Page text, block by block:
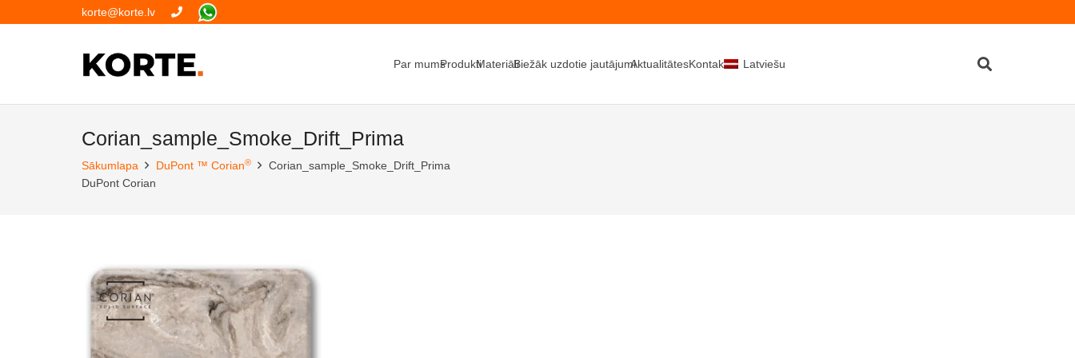
korte@korte.lv
Par mumsProduktiMateriāliBiežāk uzdotie jautājumiAktualitātesKontakti Latviešu
Corian_sample_Smoke_Drift_Prima
Sākumlapa DuPont ™ Corian®
Corian_sample_Smoke_Drift_Prima
DuPont Corian